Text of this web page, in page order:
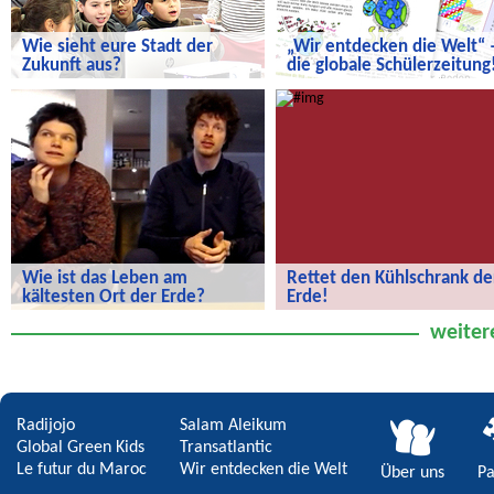
Wie sieht eure Stadt der
Zukunft aus?
Wie sieht eure Stadt der Zukunft aus?
„Wir entdecken die Welt“
die globale
„Wir entdecken die Welt“ – die
globale Schülerzeitung!
Wie ist das Leben am
kältesten Ort der Erde?
der Erde?
Rettet den Kühlschrank
Erde!
Radijojo
Global Green Kids
Le futur du Maroc
Salam Aleikum
Transatlantic
Wir entdecken die Welt
Über uns